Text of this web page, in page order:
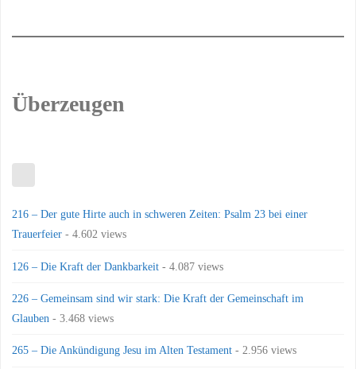
Überzeugen
216 – Der gute Hirte auch in schweren Zeiten: Psalm 23 bei einer
Trauerfeier - 4.602 views
126 – Die Kraft der Dankbarkeit - 4.087 views
226 – Gemeinsam sind wir stark: Die Kraft der Gemeinschaft im
Glauben - 3.468 views
265 – Die Ankündigung Jesu im Alten Testament - 2.956 views